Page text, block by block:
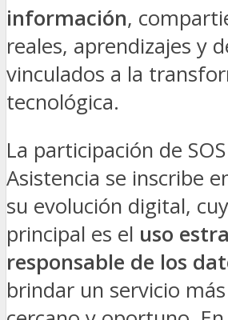
información,
reales, aprendizajes y
vinculados a la
tecnológica.
La participación de
Asistencia se inscribe
su evolución digital,
principal es el uso
responsable de los
brindar un servicio